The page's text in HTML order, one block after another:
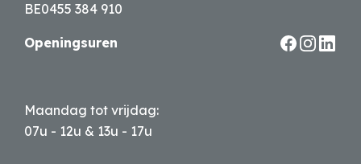
BE0455 384 910
Openingsuren
Maandag tot vrijdag:
07u - 12u & 13u - 17u